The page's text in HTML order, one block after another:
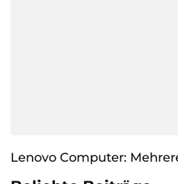
Lenovo Computer: